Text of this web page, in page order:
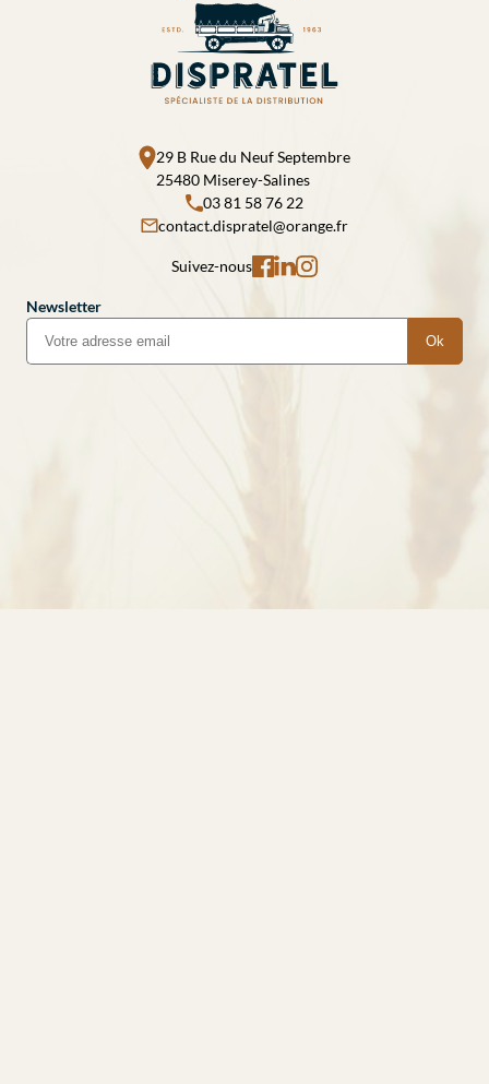
29 B Rue du Neuf Septembre
25480 Miserey-Salines
03 81 58 76 22
contact.dispratel@orange.fr
Suivez-nous
Newsletter
Ok